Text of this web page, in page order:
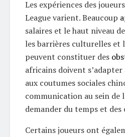
Les expériences des
League varient. Beaucoup
salaires et le haut niveau
les barrières culturelles et
peuvent constituer des
africains doivent
aux coutumes sociales
communication au sein de
demander du temps et
Certains joueurs ont